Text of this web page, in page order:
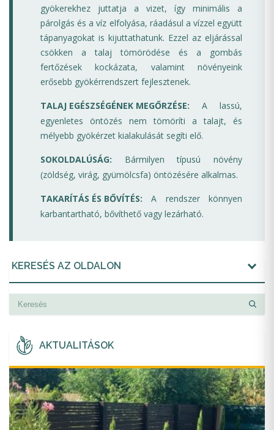
gyökerekhez juttatja a vizet, így minimális a
párolgás és a víz elfolyása, ráadásul a vízzel együtt
tápanyagokat is kijuttathatunk. Ezzel az eljárással
csökken a talaj tömörödése és a gombás
fertőzések kockázata, valamint növényeink
erősebb gyökérrendszert fejlesztenek.
TALAJ EGÉSZSÉGÉNEK MEGŐRZÉSE: A lassú,
egyenletes öntözés nem tömöríti a talajt, és
mélyebb gyökérzet kialakulását segíti elő.
SOKOLDALÚSÁG: Bármilyen típusú növény
(zöldség, virág, gyümölcsfa) öntözésére alkalmas.
TAKARÍTÁS ÉS BŐVÍTÉS: A rendszer könnyen
karbantartható, bővíthető vagy lezárható.
KERESÉS AZ OLDALON
AKTUALITÁSOK